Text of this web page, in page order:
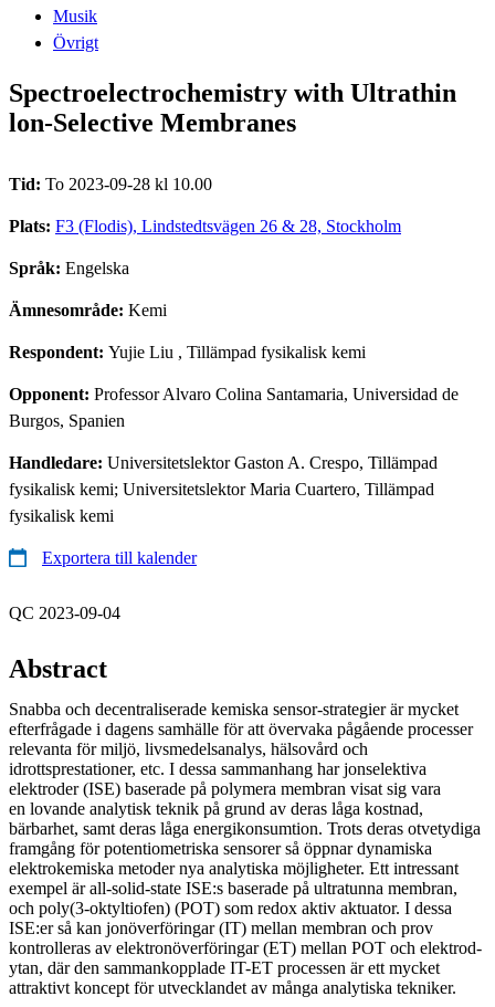
Musik
Övrigt
Spectroelectrochemistry with Ultrathin
lon-Selective Membranes
Tid: To 2023-09-28 kl 10.00
Plats: F3 (Flodis), Lindstedtsvägen 26 & 28, Stockholm
Språk: Engelska
Ämnesområde: Kemi
Respondent: Yujie Liu , Tillämpad fysikalisk kemi
Opponent: Professor Alvaro Colina Santamaria, Universidad de
Burgos, Spanien
Handledare: Universitetslektor Gaston A. Crespo, Tillämpad
fysikalisk kemi; Universitetslektor Maria Cuartero, Tillämpad
fysikalisk kemi
Exportera till kalender
QC 2023-09-04
Abstract
Snabba och decentraliserade kemiska sensor-strategier är mycket
efterfrågade i dagens samhälle för att övervaka pågående processer
relevanta för miljö, livsmedelsanalys, hälsovård och
idrottsprestationer, etc. I dessa sammanhang har jonselektiva
elektroder (ISE) baserade på polymera membran visat sig vara
en lovande analytisk teknik på grund av deras låga kostnad,
bärbarhet, samt deras låga energikonsumtion. Trots deras otvetydiga
framgång för potentiometriska sensorer så öppnar dynamiska
elektrokemiska metoder nya analytiska möjligheter. Ett intressant
exempel är all-solid-state ISE:s baserade på ultratunna membran,
och poly(3-oktyltiofen) (POT) som redox aktiv aktuator. I dessa
ISE:er så kan jonöverföringar (IT) mellan membran och prov
kontrolleras av elektronöverföringar (ET) mellan POT och elektrod-
ytan, där den sammankopplade IT-ET processen är ett mycket
attraktivt koncept för utvecklandet av många analytiska tekniker.